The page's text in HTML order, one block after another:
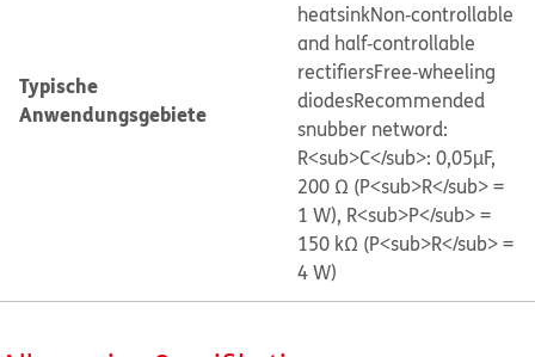
Typische
Anwendungsgebiete
heatsinkNon‐controllable
and half‐controllable
rectifiersFree‐wheeling
diodesRecommended
snubber netword:
R<sub>C</sub>: 0,05µF,
200 Ω (P<sub>R</sub> =
1 W), R<sub>P</sub> =
150 kΩ (P<sub>R</sub> =
4 W)